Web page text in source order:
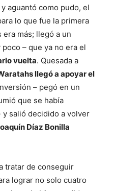
aguantó como pudo, el
lo que fue la primera
más; llegó a un
– que ya no era el
vuelta. Quesada a
llegó a apoyar el
– pegó en un
que se había
salió decidido a volver
Díaz Bonilla
tratar de conseguir
lograr no solo cuatro